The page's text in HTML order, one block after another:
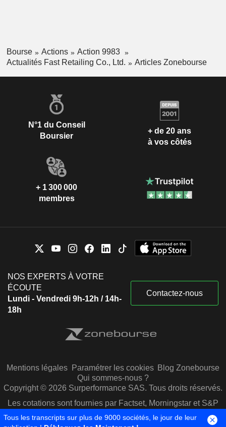
Bourse Actions
Action 9983
Actualités Fast Retailing Co., Ltd.
Articles Zonebourse
N°1 du Conseil
Boursier
+ de 20 ans
à vos côtés
+ 1 300 000
membres
NOS EXPERTS À VOTRE
ÉCOUTE
Lundi - Vendredi 9h-12h / 14h-
18h
Contactez-nous
Mentions légales Paramétrer les cookies Blog Zonebourse
Qui sommes-nous ?
Copyright © 2026 Surperformance SAS. Tous droits réservés.
Les cotations sont fournies par Factset, Morningstar et S&P
Capital IQ
Tous les transcripts sur plus de 9000 sociétés, le jour de leur